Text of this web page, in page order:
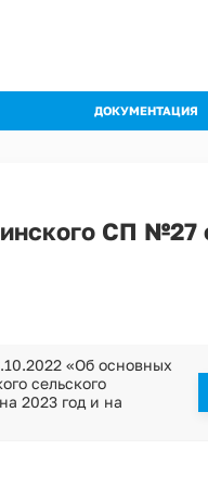
ДОКУМЕНТАЦИЯ
Правила
Программы
Оценка
СП №27
«Об основных
сельского
2023 год и на